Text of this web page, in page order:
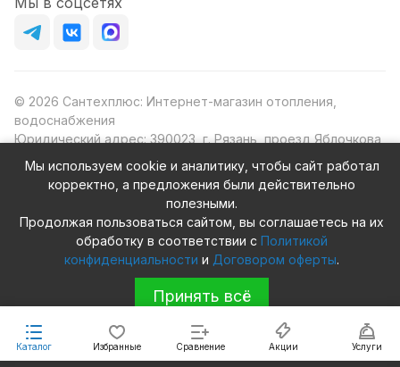
Каталог Избранные Сравнение Акции Услуги
© 2026 Сантехплюс: Интернет-магазин отопления,
водоснабжения
Юридический адрес: 390023, г. Рязань, проезд Яблочкова,
д.8Ж
ИНН/КПП: 6230087631/623001001
ОГРН: 1156230000080
Мы используем cookie и аналитику, чтобы сайт работал
корректно, а предложения были действительно
полезными.
Продолжая пользоваться сайтом, вы соглашаетесь на их
обработку в соответствии с Политикой
конфиденциальности и Договором оферты.
Принять всё
Конфиденциальность Оферта